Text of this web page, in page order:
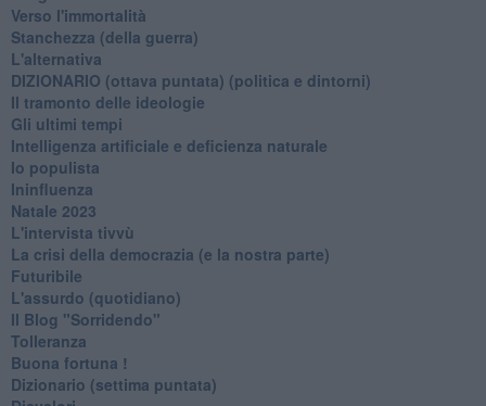
Verso l'immortalità
Stanchezza (della guerra)
L'alternativa
​DIZIONARIO (ottava puntata) (politica e dintorni)
Il tramonto delle ideologie
Gli ultimi tempi
Intelligenza artificiale e deficienza naturale
Io populista
Ininfluenza
Natale 2023
L'intervista tivvù
La crisi della democrazia (e la nostra parte)
Futuribile
L'assurdo (quotidiano)
Il Blog "Sorridendo"
Tolleranza
Buona fortuna !
​Dizionario (settima puntata)